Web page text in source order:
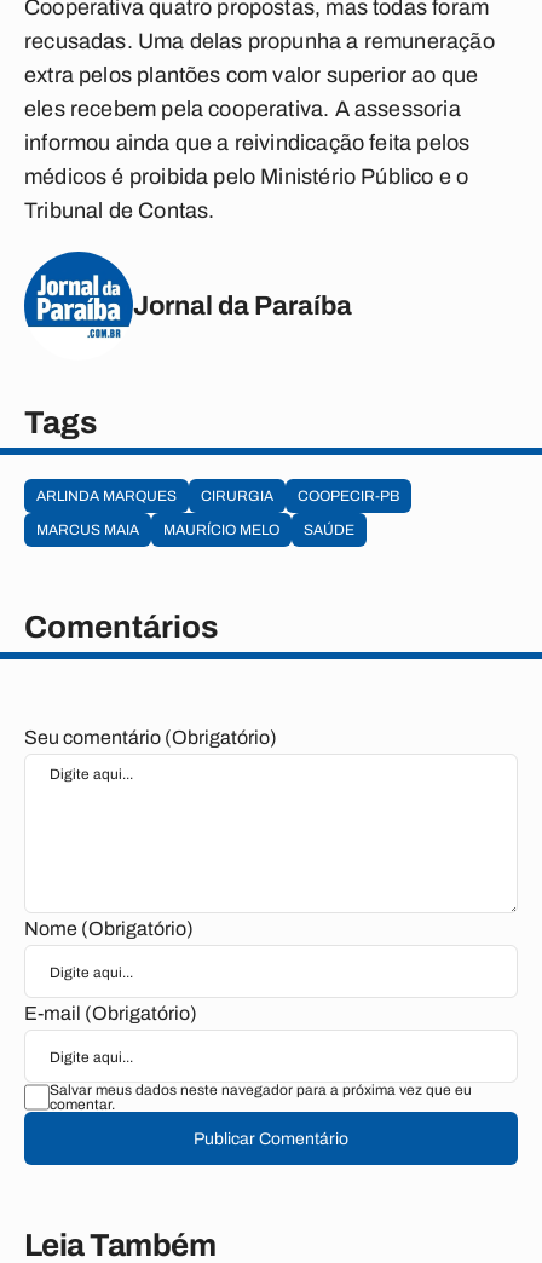
Cooperativa quatro propostas, mas todas foram
recusadas. Uma delas propunha a remuneração
extra pelos plantões com valor superior ao que
eles recebem pela cooperativa. A assessoria
informou ainda que a reivindicação feita pelos
médicos é proibida pelo Ministério Público e o
Tribunal de Contas.
Jornal da Paraíba
Tags
ARLINDA MARQUES CIRURGIA
COOPECIR-PB
MARCUS MAIA
MAURÍCIO MELO SAÚDE
Comentários
Seu comentário (Obrigatório)
Nome (Obrigatório)
E-mail (Obrigatório)
Salvar meus dados neste navegador para a próxima vez que eu
comentar.
Publicar Comentário
Leia Também